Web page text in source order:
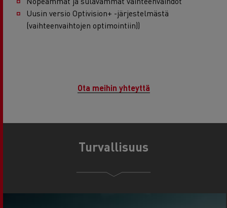
Uusin versio Optivision+ -järjestelmästä
(vaihteenvaihtojen optimointiin))
Ota meihin yhteyttä
Turvallisuus